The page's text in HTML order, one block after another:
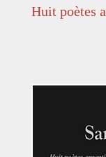
Huit poètes